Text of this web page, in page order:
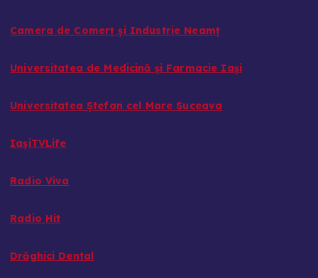
Camera de Comerț și Industrie Neamț
Universitatea de Medicină și Farmacie Iași
Universitatea Ștefan cel Mare Suceava
IașiTVLife
Radio Viva
Radio Hit
Drăghici Dental